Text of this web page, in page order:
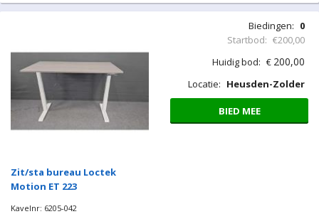
Zit/sta bureau Loctek
Motion ET 223
Kavelnr: 6205-042
Biedingen: 0
Startbod: €200,00
Huidig bod: € 200,00
Locatie: Heusden-Zolder
BIED MEE